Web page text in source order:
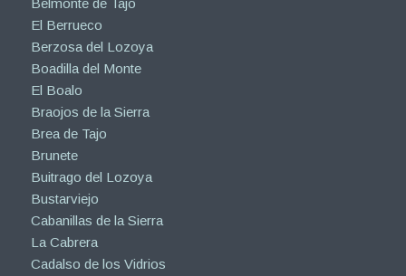
Belmonte de Tajo
El Berrueco
Berzosa del Lozoya
Boadilla del Monte
El Boalo
Braojos de la Sierra
Brea de Tajo
Brunete
Buitrago del Lozoya
Bustarviejo
Cabanillas de la Sierra
La Cabrera
Cadalso de los Vidrios